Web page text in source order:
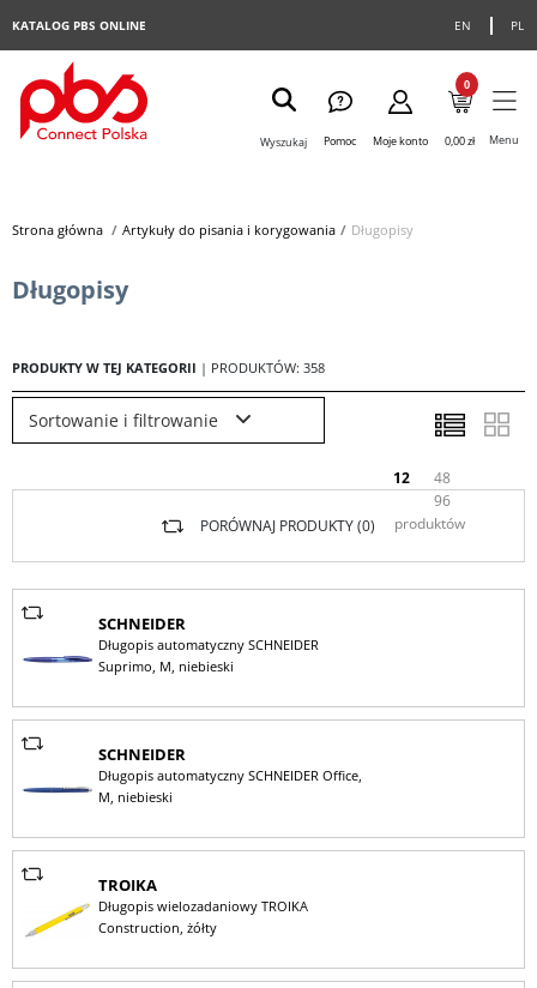
EN PL
KATALOG PBS ONLINE
Wyszukaj Pomoc Moje konto
0
0,00 zł Menu
Strona główna> Artykuły do pisania i korygowania> Długopisy
Długopisy
PRODUKTY W TEJ KATEGORII | PRODUKTÓW: 358
Sortowanie i filtrowanie
12
48
96
produktów
PORÓWNAJ PRODUKTY (0)
SCHNEIDER
Długopis automatyczny SCHNEIDER
Suprimo, M, niebieski
SCHNEIDER
Długopis automatyczny SCHNEIDER Office,
M, niebieski
TROIKA
Długopis wielozadaniowy TROIKA
Construction, żółty